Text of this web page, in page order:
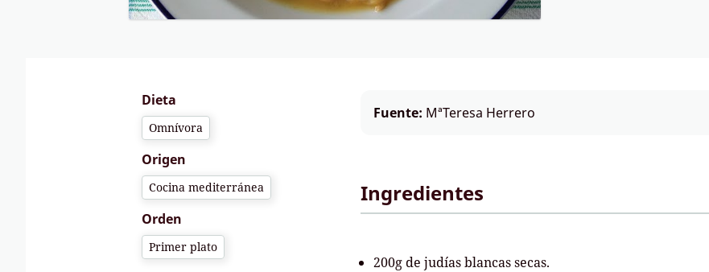
Dieta
Omnívora
Origen
Cocina mediterránea
Orden
Primer plato
Fuente: MªTeresa Herrero
Ingredientes
200g de judías blancas secas.